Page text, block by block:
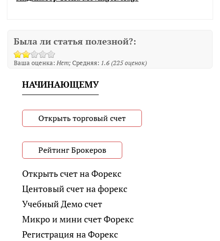
Была ли статья полезной?:
Ваша оценка:Нет Средняя: 1.6(225оценок)
НАЧИНАЮЩЕМУ
Открыть торговый счет
Рейтинг Брокеров
Открыть счет на Форекс
Центовый счет на форекс
Учебный Демо счет
Микро и мини счет Форекс
Регистрация на Форекс